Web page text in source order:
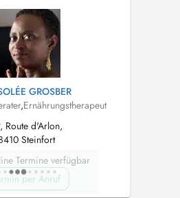
JUDICIAIRE Vous pouvez
un avis dans le cadre dune
GROSBER
,Ernährungstherapeut
Route d'Arlon,
Steinfort
Termine verfügbar
per Anruf